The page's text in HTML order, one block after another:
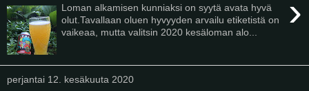
›
Loman alkamisen kunniaksi on syytä avata hyvä
olut.Tavallaan oluen hyvyyden arvailu etiketistä on
vaikeaa, mutta valitsin 2020 kesäloman alo...
perjantai 12. kesäkuuta 2020